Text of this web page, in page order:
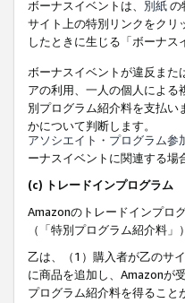
ボーナスイベントは、 別紙の
サイト上の特別リンクをクリ
したときに生じる「ボーナ
ボーナスイベントが違反ま
アの利用、一人の個人によ
別プログラム紹介料を支払
かについて判断します。
アソシエイト・プログラム参
ーナスイベントに関連する場
(c) トレードインプログラム
Amazonのトレードインプロ
（「特別プログラム紹介料
乙は、（1）購入者が乙のサ
に商品を追加し、Amazonが
プログラム紹介料を得ること